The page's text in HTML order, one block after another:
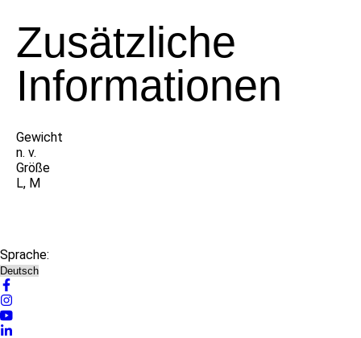
Zusätzliche
Informationen
Gewicht
n. v.
Größe
L, M
Sprache: